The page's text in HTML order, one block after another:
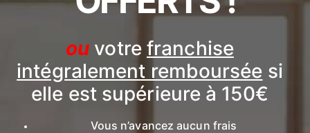
ou votre franchise
intégralement remboursée si
elle est supérieure à 150€
Vous n’avancez aucun frais